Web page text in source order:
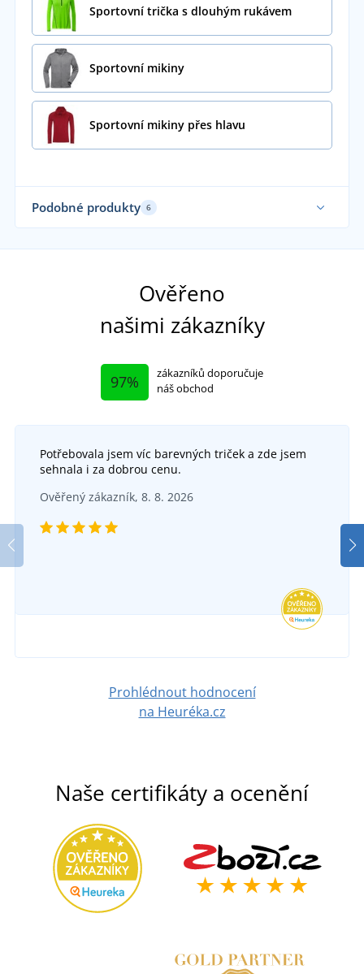
Sportovní trička s dlouhým rukávem
Sportovní mikiny
Sportovní mikiny přes hlavu
Podobné produkty 6
Pánská funkční mikina ARDON Breeffidry
950 Kč
Ověřeno
našimi zákazníky
97%
zákazníků doporučuje
náš obchod
Potřebovala jsem víc barevných triček a zde jsem
sehnala i za dobrou cenu.
Ověřený zákazník, 8. 8. 2026
Prohlédnout hodnocení
na Heuréka.cz
Naše certifikáty a ocenění